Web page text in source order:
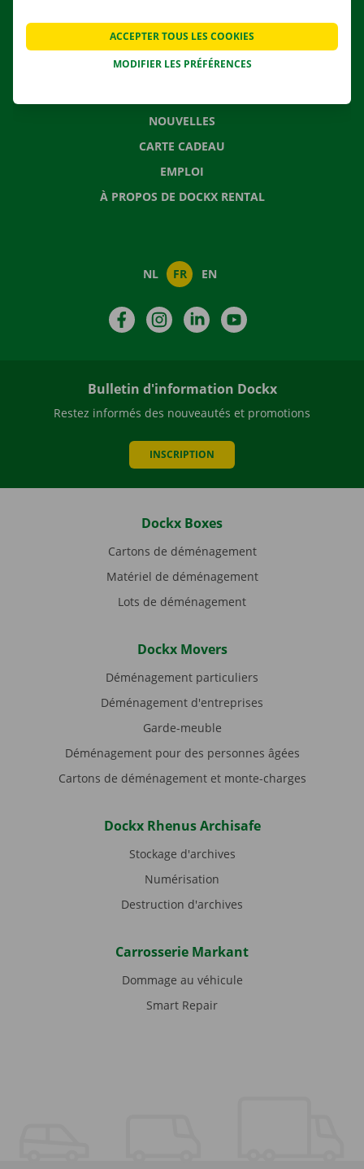
CONTACTEZ NOUS
NOUVELLES
CARTE CADEAU
EMPLOI
À PROPOS DE DOCKX RENTAL
NL FR EN
FacebookInstagramLinkedIn
Bulletin d'information Dockx
Restez informés des nouveautés et promotions
INSCRIPTION
Dockx Boxes
Cartons de déménagement
Matériel de déménagement
Lots de déménagement
Dockx Movers
Déménagement particuliers
Déménagement d'entreprises
Garde-meuble
Déménagement pour des personnes âgées
Cartons de déménagement et monte-charges
Dockx Rhenus Archisafe
Stockage d'archives
Numérisation
Destruction d'archives
Carrosserie Markant
Dommage au véhicule
Smart Repair
MODIFIER LES PRÉFÉRENCES
ACCEPTER TOUS LES COOKIES